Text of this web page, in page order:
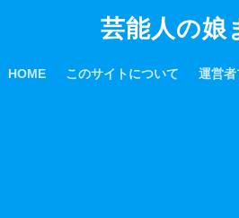
芸能人の娘
HOME このサイトについて 運営